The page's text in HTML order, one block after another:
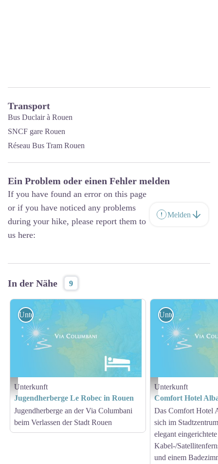
Transport
Bus Duclair à Rouen
SNCF gare Rouen
Réseau Bus Tram Rouen
Ein Problem oder einen Fehler melden
If you have found an error on this page
or if you have noticed any problems
during your hike, please report them to
us here:
Melden
In der Nähe 9
Hébergement - Via Columbani
Unterkunft
Unterkunft
Jugendherberge Le Robec in Rouen
Jugendherberge an der Via Columbani
beim Verlassen der Stadt Rouen
Hébergement - Via
Unterkunft
Unterkunft
Comfort Hotel
Das Comfort Hotel
sich im
elegant
Kabel-/
und einem